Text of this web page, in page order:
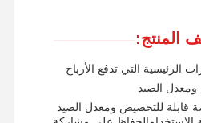
المنتج:
الرئيسية التي تدفع الأرباح
قابلة للتخصيص ومعدل الصيد